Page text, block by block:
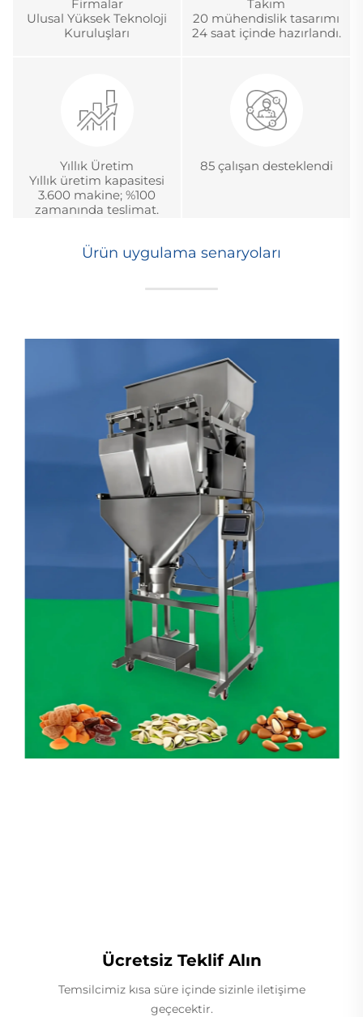
Firmalar
Ulusal Yüksek Teknoloji
Kuruluşları
Takım
20 mühendislik tasarımı
24 saat içinde hazırlandı.
Yıllık Üretim
Yıllık üretim kapasitesi
3.600 makine; %100
zamanında teslimat.
85 çalışan desteklendi
Ürün uygulama senaryoları
Ücretsiz Teklif Alın
Temsilcimiz kısa süre içinde sizinle iletişime
geçecektir.